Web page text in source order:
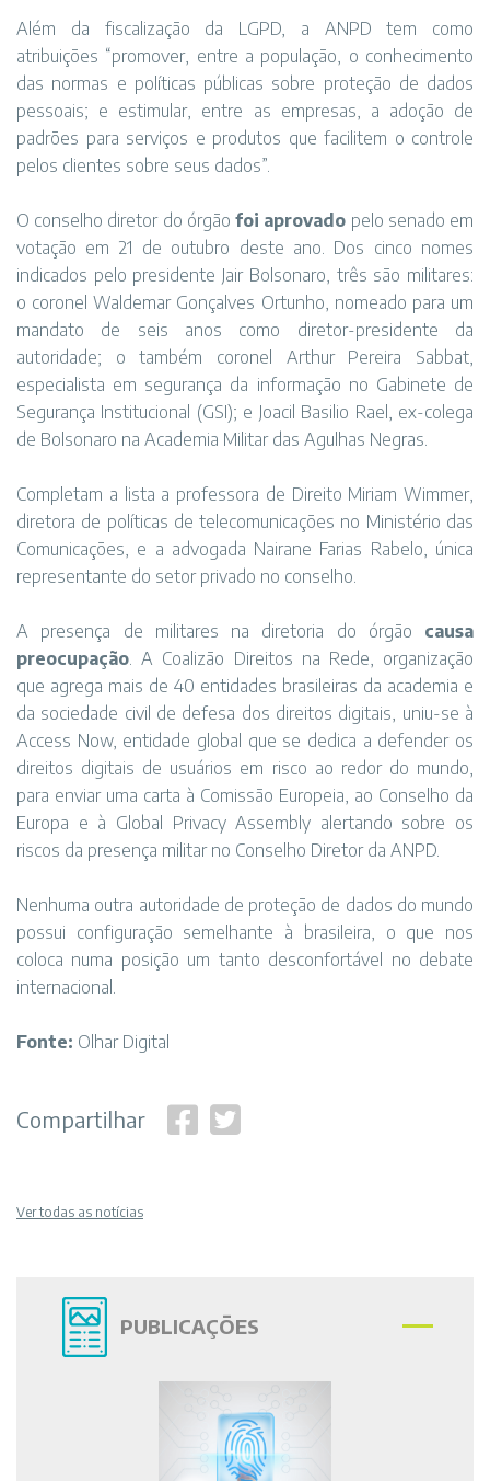
Além da fiscalização da LGPD, a ANPD tem como
atribuições “promover, entre a população, o conhecimento
das normas e políticas públicas sobre proteção de dados
pessoais; e estimular, entre as empresas, a adoção de
padrões para serviços e produtos que facilitem o controle
pelos clientes sobre seus dados”.
O conselho diretor do órgãofoi aprovado pelo senado em
votação em 21 de outubro deste ano. Dos cinco nomes
indicados pelo presidente Jair Bolsonaro, três são militares:
o coronel Waldemar Gonçalves Ortunho, nomeado para um
mandato de seis anos como diretor-presidente da
autoridade; o também coronel Arthur Pereira Sabbat,
especialista em segurança da informação no Gabinete de
Segurança Institucional (GSI); e Joacil Basilio Rael, ex-colega
de Bolsonaro na Academia Militar das Agulhas Negras.
Completam a lista a professora de Direito Miriam Wimmer,
diretora de políticas de telecomunicações no Ministério das
Comunicações, e a advogada Nairane Farias Rabelo, única
representante do setor privado no conselho.
A presença de militares na diretoria do órgão causa
preocupação. A Coalizão Direitos na Rede, organização
que agrega mais de 40 entidades brasileiras da academia e
da sociedade civil de defesa dos direitos digitais, uniu-se à
Access Now, entidade global que se dedica a defender os
direitos digitais de usuários em risco ao redor do mundo,
para enviar uma carta à Comissão Europeia, ao Conselho da
Europa e à Global Privacy Assembly alertando sobre os
riscos da presença militar no Conselho Diretor da ANPD.
Nenhuma outra autoridade de proteção de dados do mundo
possui configuração semelhante à brasileira, o que nos
coloca numa posição um tanto desconfortável no debate
internacional.
Fonte: Olhar Digital
Compartilhar
Ver todas as notícias
PUBLICAÇÕES